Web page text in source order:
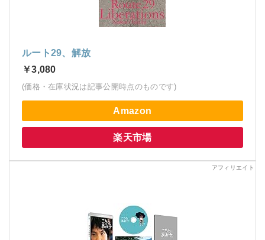
ルート29、解放
￥3,080
(価格・在庫状況は記事公開時点のものです)
Amazon
楽天市場